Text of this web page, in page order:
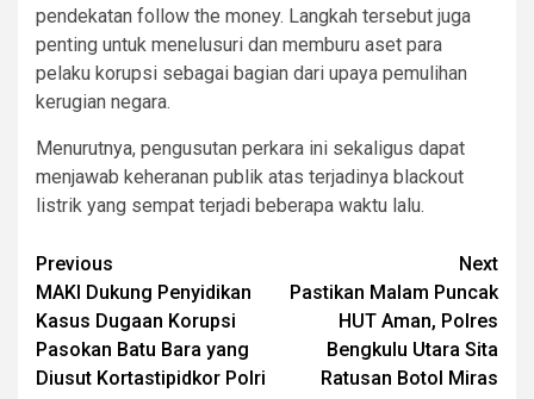
pendekatan follow the money. Langkah tersebut juga
penting untuk menelusuri dan memburu aset para
pelaku korupsi sebagai bagian dari upaya pemulihan
kerugian negara.
Menurutnya, pengusutan perkara ini sekaligus dapat
menjawab keheranan publik atas terjadinya blackout
listrik yang sempat terjadi beberapa waktu lalu.
Post
navigation
Previous
MAKI Dukung Penyidikan
Kasus Dugaan Korupsi
Pasokan Batu Bara yang
Diusut Kortastipidkor Polri
Next
Pastikan Malam Puncak
HUT Aman, Polres
Bengkulu Utara Sita
Ratusan Botol Miras